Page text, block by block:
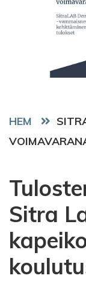
HEM
Sitra